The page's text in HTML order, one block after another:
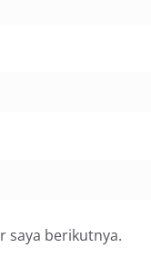
saya berikutnya.